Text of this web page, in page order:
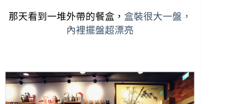
那天看到一堆外帶的餐盒， 盒裝很大一盤，
內裡擺盤超漂亮